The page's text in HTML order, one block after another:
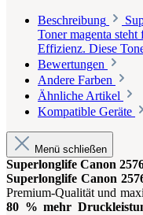
Beschreibung
Toner magenta
Effizienz. Diese
Bewertungen
Andere Farben
Ähnliche Artikel
Kompatible Geräte
Menü schließen
Superlonglife Canon
Superlonglife Canon
Premium-Qualität und
80 % mehr